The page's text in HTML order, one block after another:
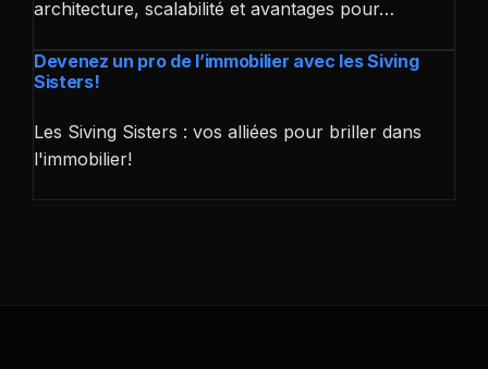
architecture, scalabilité et avantages pour…
Devenez un pro de l’immobilier avec les Siving
Sisters!
Les Siving Sisters : vos alliées pour briller dans
l'immobilier!